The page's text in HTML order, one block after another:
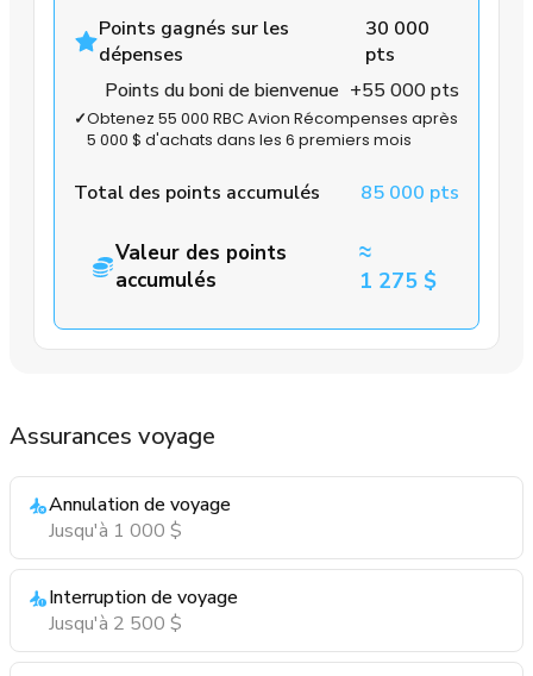
Points gagnés sur les
dépenses
30 000
pts
Points du boni de bienvenue +55 000 pts
✓Obtenez 55 000 RBC Avion Récompenses après
5 000 $ d'achats dans les 6 premiers mois
Total des points accumulés 85 000 pts
Valeur des points
accumulés
≈
1 275 $
Assurances voyage
Annulation de voyage
Jusqu'à 1 000 $
Interruption de voyage
Jusqu'à 2 500 $